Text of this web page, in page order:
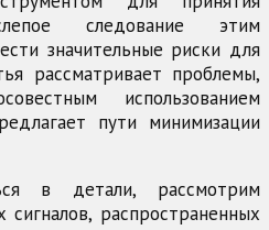
следование этим
значительные риски для
рассматривает проблемы,
использованием
пути минимизации
в детали, рассмотрим
распространенных